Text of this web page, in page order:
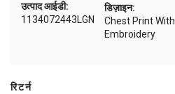
डिज़ाइन:
Chest Print With
Embroidery
उत्पाद आईडी:
1134072443LGN
रिटर्न